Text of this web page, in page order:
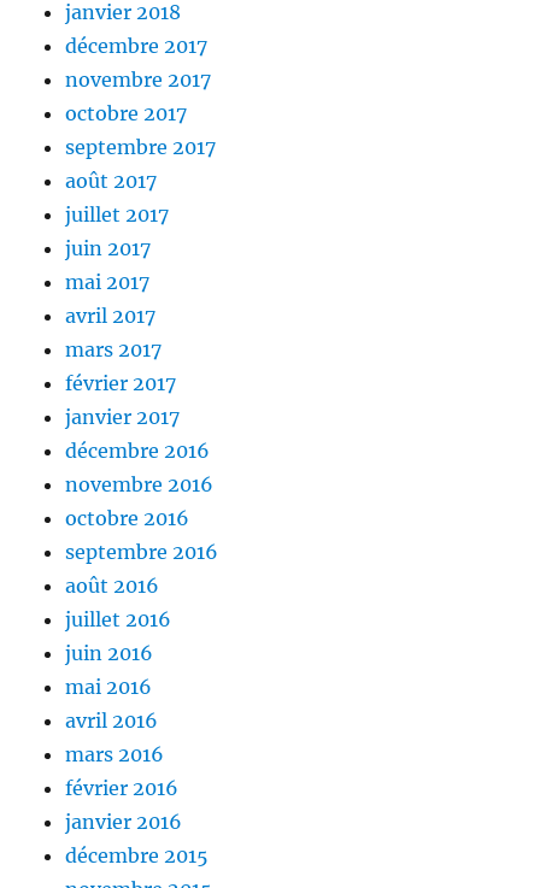
janvier 2018
décembre 2017
novembre 2017
octobre 2017
septembre 2017
août 2017
juillet 2017
juin 2017
mai 2017
avril 2017
mars 2017
février 2017
janvier 2017
décembre 2016
novembre 2016
octobre 2016
septembre 2016
août 2016
juillet 2016
juin 2016
mai 2016
avril 2016
mars 2016
février 2016
janvier 2016
décembre 2015